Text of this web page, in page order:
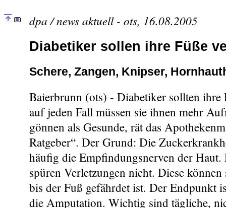
dpa / news aktuell - ots, 16.08.2005
Diabetiker sollen ihre Füße
Schere, Zangen, Knipser,
Baierbrunn (ots) - Diabetiker sollten ihre
auf jeden Fall müssen sie ihnen mehr
gönnen als Gesunde, rät das
Ratgeber“. Der Grund: Die
häufig die Empfindungsnerven der Haut.
spüren Verletzungen nicht. Diese
bis der Fuß gefährdet ist. Der Endpunkt
die Amputation. Wichtig sind tägliche,